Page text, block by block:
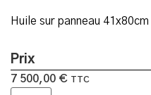
Huile sur panneau 41x80cm
Prix
7 500,00 € TTC